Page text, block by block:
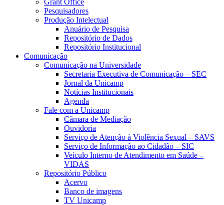
Grant Office
Pesquisadores
Produção Intelectual
Anuário de Pesquisa
Repositório de Dados
Repositório Institucional
Comunicação
Comunicação na Universidade
Secretaria Executiva de Comunicação – SEC
Jornal da Unicamp
Notícias Institucionais
Agenda
Fale com a Unicamp
Câmara de Mediação
Ouvidoria
Serviço de Atenção à Violência Sexual – SAVS
Serviço de Informação ao Cidadão – SIC
Veículo Interno de Atendimento em Saúde –
VIDAS
Repositório Público
Acervo
Banco de imagens
TV Unicamp